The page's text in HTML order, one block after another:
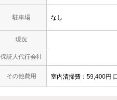
駐車場 なし
現況
保証人代行会社
その他費用 室内清掃費：59,400円